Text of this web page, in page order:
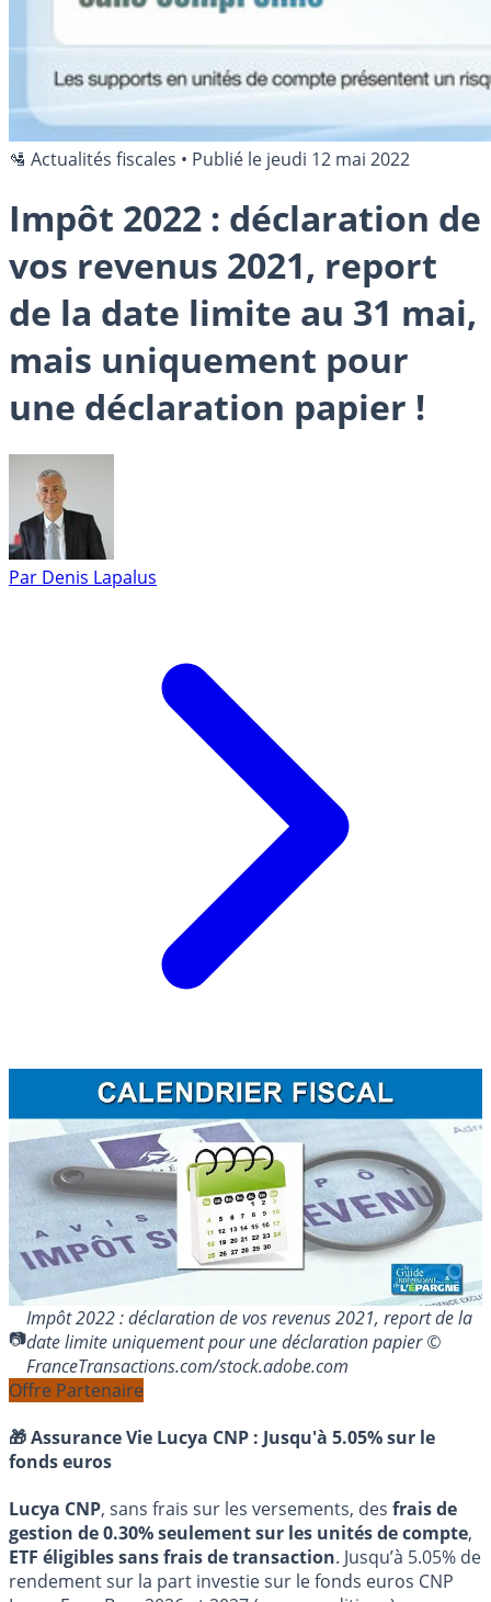
🛂 Actualités fiscales • Publié le jeudi 12 mai 2022
Impôt 2022 : déclaration de
vos revenus 2021, report
de la date limite au 31 mai,
mais uniquement pour
une déclaration papier !
Par Denis Lapalus
Impôt 2022 : déclaration de vos revenus 2021, report de la
date limite uniquement pour une déclaration papier ©
FranceTransactions.com/stock.adobe.com
Offre Partenaire
🎁 Assurance Vie Lucya CNP : Jusqu'à 5.05% sur le
fonds euros
Lucya CNP, sans frais sur les versements, des frais de
gestion de 0.30% seulement sur les unités de compte,
ETF éligibles sans frais de transaction. Jusqu’à 5.05% de
rendement sur la part investie sur le fonds euros CNP